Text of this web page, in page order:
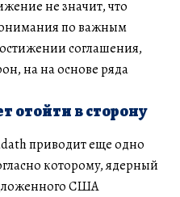
не значит, что
по важным
соглашения,
на на основе ряда
отойти в сторону
приводит еще одно
которому, ядерный
США